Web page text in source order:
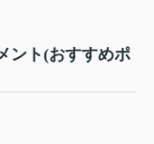
ント(おすすめポ